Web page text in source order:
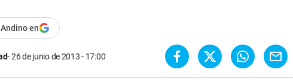
en
26 de junio de 2013 - 17:00